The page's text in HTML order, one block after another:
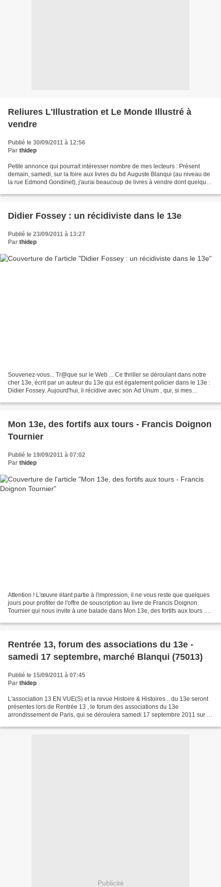
Reliures L'Illustration et Le Monde Illustré à
vendre
Publié le 30/09/2011 à 12:56
Par thidep
Petite annonce qui pourrait intéresser nombre de mes lecteurs : Présent
demain, samedi, sur la foire aux livres du bd Auguste Blanqui (au niveau de
la rue Edmond Gondinet), j'aurai beaucoup de livres à vendre dont quelques
Didier Fossey : un récidiviste dans le 13e
Publié le 23/09/2011 à 13:27
Par thidep
Souvenez-vous... Tr@que sur le Web ... Ce thriller se déroulant dans notre
cher 13e, écrit par un auteur du 13e qui est également policier dans le 13e :
Didier Fossey. Aujourd'hui, il récidive avec son Ad Unum , qui, si mes
Mon 13e, des fortifs aux tours - Francis Doignon
Tournier
Publié le 19/09/2011 à 07:02
Par thidep
Attention ! L'œuvre étant partie à l'impression, il ne vous reste que quelques
jours pour profiter de l'offre de souscription au livre de Francis Doignon
Tournier qui nous invite à une balade dans Mon 13e, des fortifs aux tours .
Rentrée 13, forum des associations du 13e -
samedi 17 septembre, marché Blanqui (75013)
Publié le 15/09/2011 à 07:45
Par thidep
L'association 13 EN VUE(S) et la revue Histoire & Histoires... du 13e seront
présentes lors de Rentrée 13 , le forum des associations du 13e
arrondissement de Paris, qui se déroulera samedi 17 septembre 2011 sur le
Publicité